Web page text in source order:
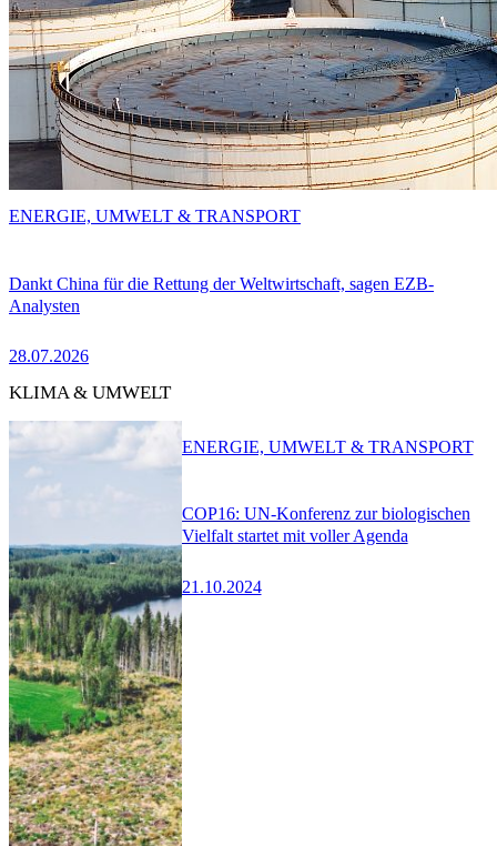
Dankt China für die Rettung der Weltwirtschaft, sagen EZB-
Analysten
28.07.2026
ENERGIE, UMWELT & TRANSPORT
KLIMA & UMWELT
COP16: UN-Konferenz zur biologischen
Vielfalt startet mit voller Agenda
21.10.2024
ENERGIE, UMWELT & TRANSPORT